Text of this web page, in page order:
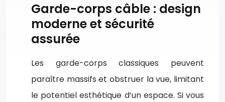
Garde-corps câble : design
moderne et sécurité
assurée
Les garde-corps classiques peuvent
paraître massifs et obstruer la vue, limitant
le potentiel esthétique d’un espace. Si vous